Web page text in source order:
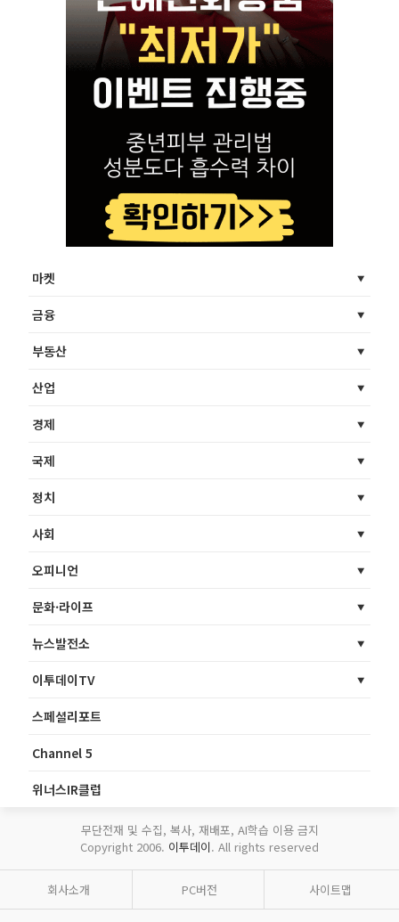
마켓
금융
부동산
산업
경제
국제
정치
사회
오피니언
문화·라이프
뉴스발전소
이투데이TV
스페셜리포트
Channel 5
위너스IR클럽
무단전재 및 수집, 복사, 재배포, AI학습 이용 금지
Copyright 2006. 이투데이. All rights reserved
회사소개 PC버전 사이트맵